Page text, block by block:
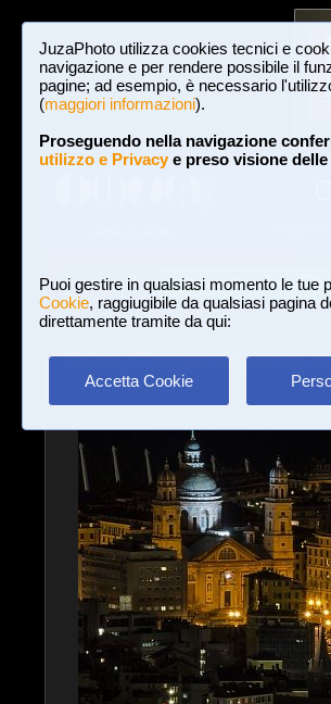
JuzaPhoto utilizza cookies tecnici e
navigazione e per rendere possibile il
pagine; ad esempio, è necessario
(maggiori informazioni).
Proseguendo nella navigazione
utilizzo e Privacye preso visione
Puoi gestire in qualsiasi momento le tue
Cookie, raggiugibile da qualsiasi pagina
direttamente tramite da qui:
Accetta Cookie
Login Iscriviti a
Gallerie»Paesaggio con elementi